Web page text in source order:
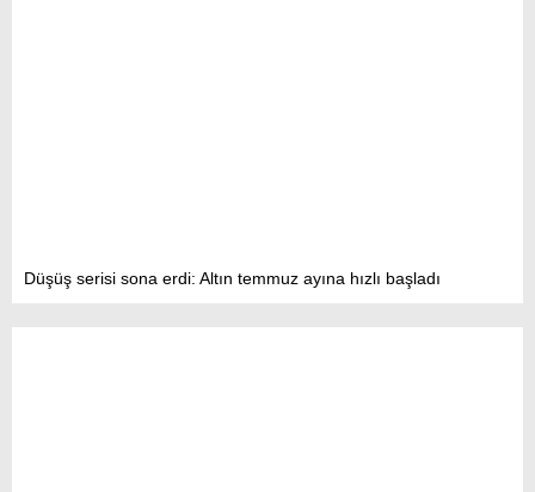
Düşüş serisi sona erdi: Altın temmuz ayına hızlı başladı